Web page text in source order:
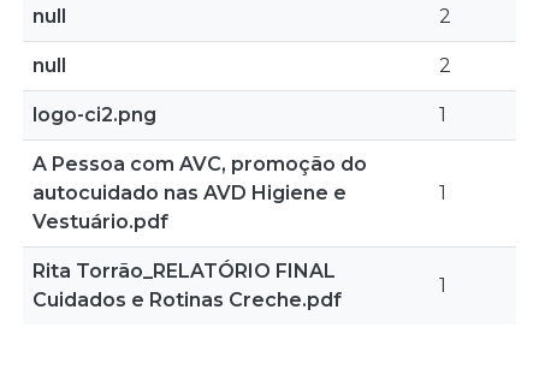
null 2
null 2
logo-ci2.png 1
A Pessoa com AVC, promoção do
autocuidado nas AVD Higiene e
Vestuário.pdf
1
Rita Torrão_RELATÓRIO FINAL
Cuidados e Rotinas Creche.pdf
1